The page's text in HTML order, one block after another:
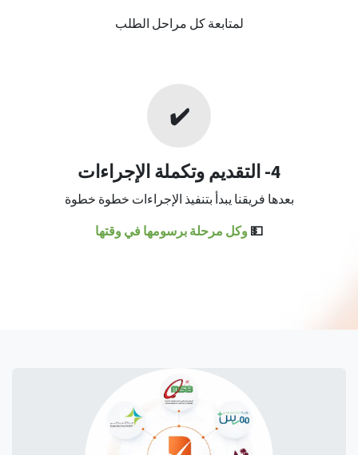
لمتابعة كل مراحل الطلب
✔️
4- التقديم وتكملة الإجراءات
بعدها فريقنا يبدأ بتنفيذ الإجراءات خطوة خطوة
💵 وكل مرحلة برسومها في وقتها